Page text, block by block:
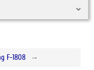
F-1808